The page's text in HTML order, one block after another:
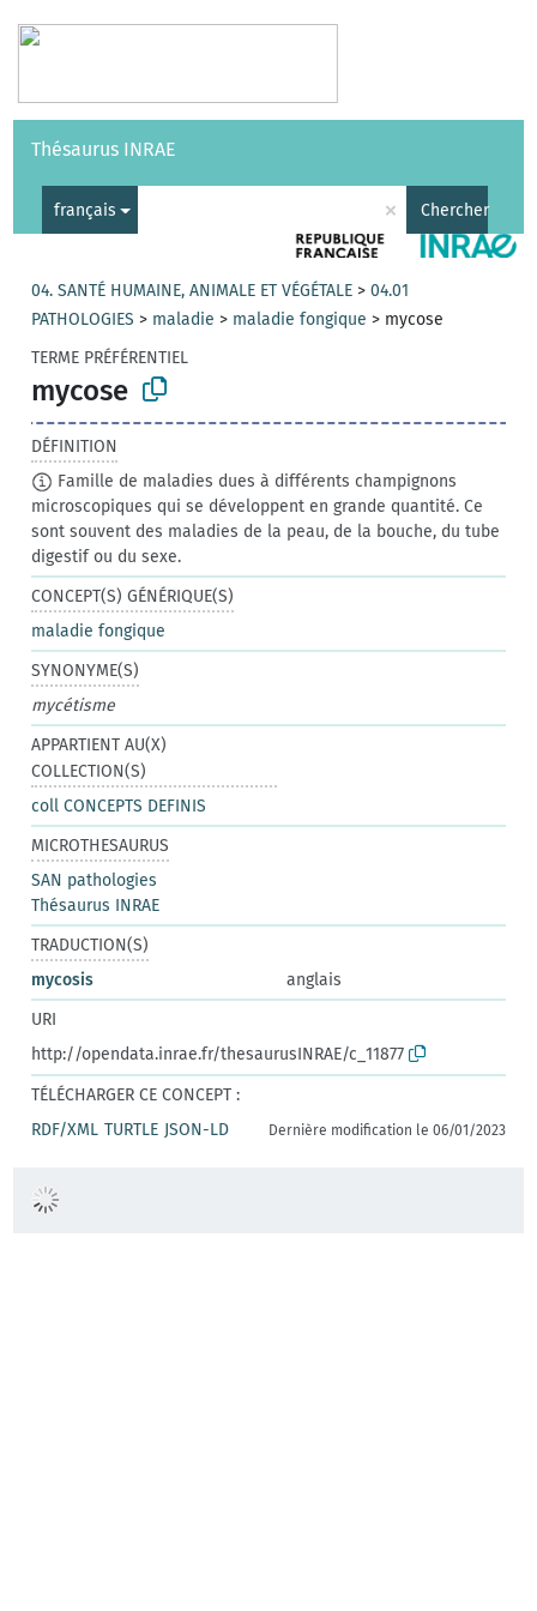
Vocabulaires API
Thésaurus INRAE
français × Chercher
04. SANTÉ HUMAINE, ANIMALE ET VÉGÉTALE >04.01
PATHOLOGIES > maladie > maladie fongique > mycose
TERME PRÉFÉRENTIEL
mycose
DÉFINITION
Famille de maladies dues à différents champignons
microscopiques qui se développent en grande quantité. Ce
sont souvent des maladies de la peau, de la bouche, du tube
digestif ou du sexe.
CONCEPT(S) GÉNÉRIQUE(S)
maladie fongique
SYNONYME(S)
mycétisme
APPARTIENT AU(X)
COLLECTION(S)
coll CONCEPTS DEFINIS
MICROTHESAURUS
SAN pathologies
Thésaurus INRAE
TRADUCTION(S)
mycosis
anglais
URI
http://opendata.inrae.fr/thesaurusINRAE/c_11877
TÉLÉCHARGER CE CONCEPT :
RDF/XML TURTLE JSON-LD Dernière modification le 06/01/2023